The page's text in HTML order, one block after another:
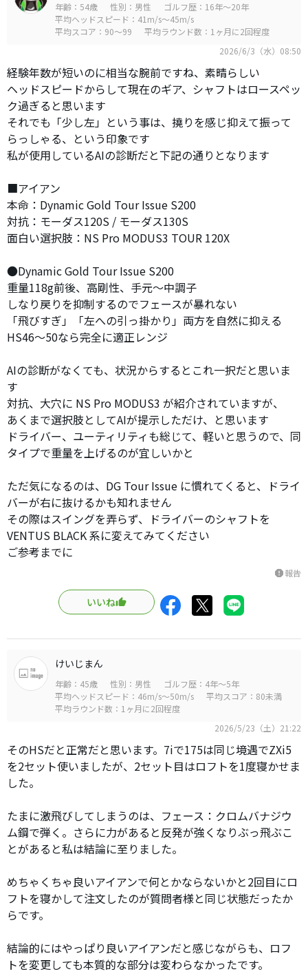
年齢：54歳 性別：男性
ゴルフ歴：16年～20年
平均ヘッドスピード：41m/s～45m/s
平均スコア：90～99
平均ラウンド数：1ヶ月に2回程度
2026/6/3（水）08:50
経験年数が短いのに相当な腕前ですね、素晴らしい
ヘッドスピードからして現在のギア、シャフトはロースペッ
ク過ぎると思います
それでも「少し左」という事は、撓りを感じ抑えて振って
らっしゃる、という印象です
私が使用しているAIの診断だと下記の通りとなります
■アイアン
本命：Dynamic Gold Tour Issue S200
対抗：モーダス120S / モーダス130S
面白い選択肢：NS Pro MODUS3 TOUR 120X
●Dynamic Gold Tour Issue S200
重量118g前後、高剛性、手元〜中調子
しなり戻りを抑制するのでフェースが暴れない
「飛びすぎ」「左への引っ掛かり」両方を自然に抑える
HS46〜50なら完全に適正レンジ
AIの診断がなくても、状況からするとこれ一択だと思いま
す
対抗、大穴に NS Pro MODUS3 が紹介されていますが、
あくまで選択肢としてAIが提示しただけ、と思います
ドライバー、ユーティリティも総じて、軽いと思うので、同
タイプで重量を上げるのが宜しいかと
ただ気になるのは、DG Tour Issue に慣れてくると、ドライ
バーが右に抜けるかも知れません
その際はスイングを弄らず、ドライバーのシャフトを
VENTUS BLACK 系に変えてみてください
ご参考までに
report報告
いいね
けいじまん
年齢：45歳 性別：男性
ゴルフ歴：4年～5年
平均ヘッドスピード：46m/s～50m/s
平均スコア：80未満
平均ラウンド数：1ヶ月に2回程度
2026/5/23（土）21:22
そのHSだと正常だと思います。7iで175は同じ境遇でZXi5
を2セット使いましたが、2セット目はロフトを1度寝かせま
した。
たまに激飛びしてしまうのは、フェース：クロムバナジウ
ム鋼で弾く。さらに力があると反発が強くなりぶっ飛ぶこ
とがあると私は結論に至りました。
めちゃくちゃ良いアイアンで何とかならないかと2回目にロ
フトを寝かして注文したのが質問者様と同じ状態だったか
らです。
結論的にはやっぱり良いアイアンだと感じながらも、ロフ
トを変更しても本質的な部分は変わらなかったです。